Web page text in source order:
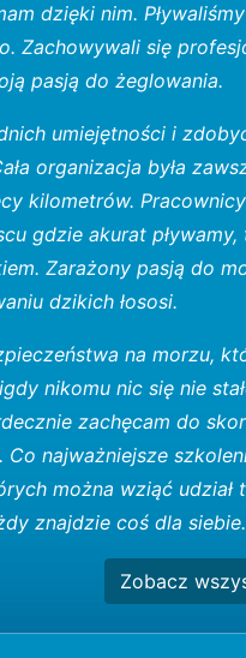
dzięki nim.
Zachowywali się
pasją do żeglowania.
umiejętności i
organizacja była
kilometrów.
gdzie akurat
Zarażony pasją do
dzikich łososi.
na morzu,
nikomu nic się nie
zachęcam do
Co najważniejsze
można wziąć
znajdzie coś dla siebie.
Zobacz